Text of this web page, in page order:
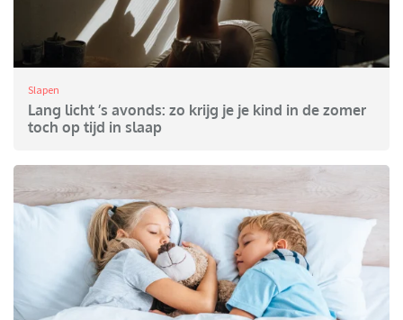
Slapen
Lang licht ’s avonds: zo krijg je je kind in de zomer
toch op tijd in slaap